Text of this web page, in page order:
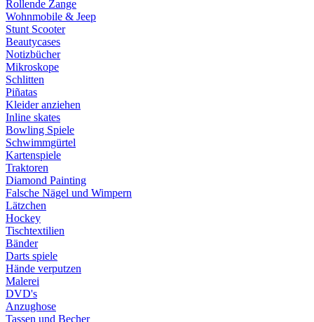
Rollende Zange
Wohnmobile & Jeep
Stunt Scooter
Beautycases
Notizbücher
Mikroskope
Schlitten
Piñatas
Kleider anziehen
Inline skates
Bowling Spiele
Schwimmgürtel
Kartenspiele
Traktoren
Diamond Painting
Falsche Nägel und Wimpern
Lätzchen
Hockey
Tischtextilien
Bänder
Darts spiele
Hände verputzen
Malerei
DVD's
Anzughose
Tassen und Becher